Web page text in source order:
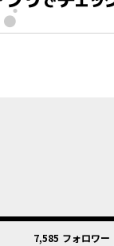
7,585 フォロワー